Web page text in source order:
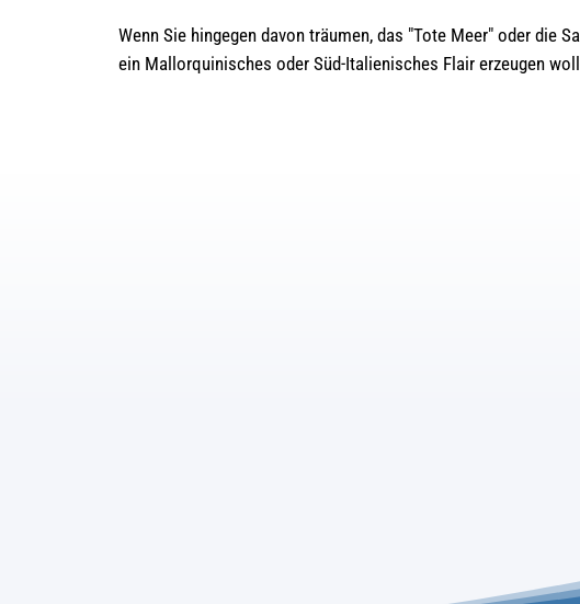
Wenn Sie hingegen davon träumen, das "Tote Meer" oder die
ein Mallorquinisches oder Süd-Italienisches Flair erzeugen